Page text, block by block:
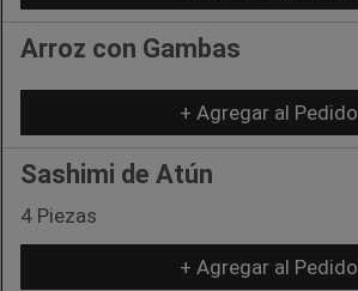
Arroz con Gambas
+ Agregar al Pedido
Sashimi de Atún
4 Piezas
+ Agregar al Pedido